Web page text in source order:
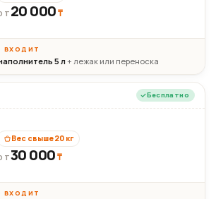
20 000₸
ВХОДИТ
5 л+ лежак или переноска
Бесплатно
Вес свыше 20 кг
30 000₸
ВХОДИТ